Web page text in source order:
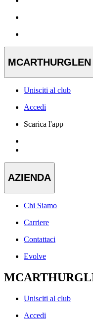
Unisciti al club
Accedi
Scarica l'app
AZIENDA
Chi Siamo
Carriere
Contattaci
Evolve
Unisciti al club
Accedi